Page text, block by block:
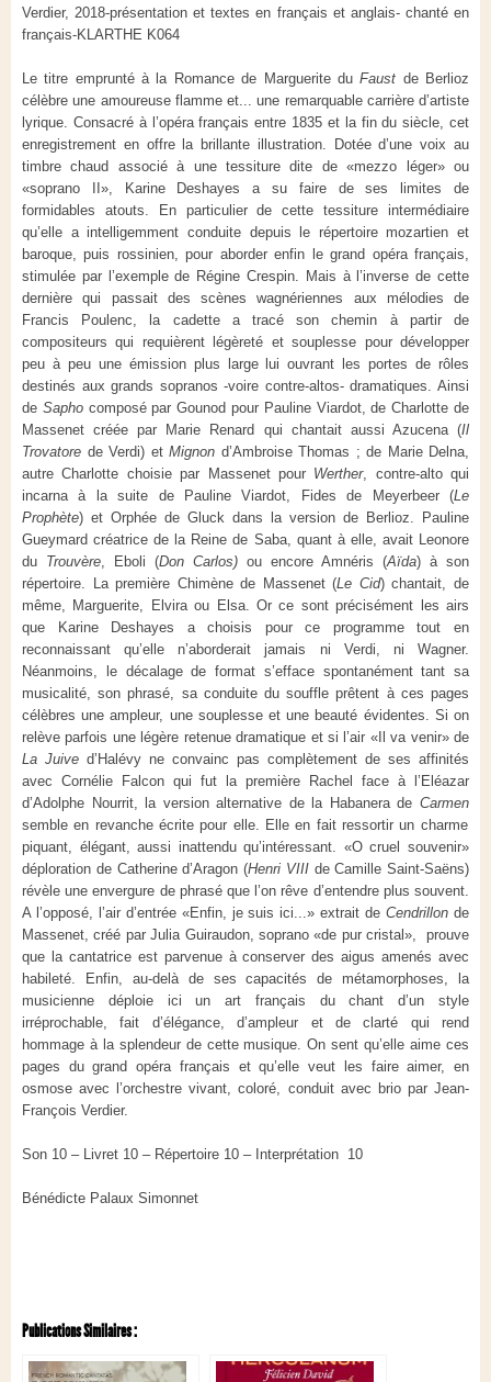
Verdier, 2018-présentation et textes en français et anglais- chanté en
français-KLARTHE K064
Le titre emprunté à la Romance de Marguerite duFaust de Berlioz
célèbre une amoureuse flamme et... une remarquable carrière d’artiste
lyrique. Consacré à l’opéra français entre 1835 et la fin du siècle, cet
enregistrement en offre la brillante illustration. Dotée d’une voix au
timbre chaud associé à une tessiture dite de «mezzo léger» ou
«soprano II», Karine Deshayes a su faire de ses limites de
formidables atouts. En particulier de cette tessiture intermédiaire
qu’elle a intelligemment conduite depuis le répertoire mozartien et
baroque, puis rossinien, pour aborder enfin le grand opéra français,
stimulée par l’exemple de Régine Crespin. Mais à l’inverse de cette
dernière qui passait des scènes wagnériennes aux mélodies de
Francis Poulenc, la cadette a tracé son chemin à partir de
compositeurs qui requièrent légèreté et souplesse pour développer
peu à peu une émission plus large lui ouvrant les portes de rôles
destinés aux grands sopranos -voire contre-altos- dramatiques. Ainsi
de Saphocomposé par Gounod pour Pauline Viardot, de Charlotte de
Massenet créée par Marie Renard qui chantait aussi Azucena (Il
Trovatore de Verdi) et Mignon d’Ambroise Thomas ; de Marie Delna,
autre Charlotte choisie par Massenet pour Werther, contre-alto qui
incarna à la suite de Pauline Viardot, Fides de Meyerbeer (Le
Prophète) et Orphée de Gluck dans la version de Berlioz. Pauline
Gueymard créatrice de la Reine de Saba, quant à elle, avait Leonore
du Trouvère , Eboli (Don Carlos) ou encore Amnéris (Aïda) à son
répertoire. La première Chimène de Massenet (Le Cid) chantait, de
même, Marguerite, Elvira ou Elsa. Or ce sont précisément les airs
que Karine Deshayes a choisis pour ce programme tout en
reconnaissant qu’elle n’aborderait jamais ni Verdi, ni Wagner.
Néanmoins, le décalage de format s’efface spontanément tant sa
musicalité, son phrasé, sa conduite du souffle prêtent à ces pages
célèbres une ampleur, une souplesse et une beauté évidentes. Si on
relève parfois une légère retenue dramatique et si l’air «Il va venir» de
La Juive d’Halévy ne convainc pas complètement de ses affinités
avec Cornélie Falcon qui fut la première Rachel face à l’Eléazar
d’Adolphe Nourrit, la version alternative de la Habanera de Carmen
semble en revanche écrite pour elle. Elle en fait ressortir un charme
piquant, élégant, aussi inattendu qu’intéressant. «O cruel souvenir»
déploration de Catherine d’Aragon (Henri VIII de Camille Saint-Saëns)
révèle une envergure de phrasé que l’on rêve d’entendre plus souvent.
A l’opposé, l’air d’entrée «Enfin, je suis ici...» extrait deCendrillonde
Massenet, créé par Julia Guiraudon, soprano «de pur cristal», prouve
que la cantatrice est parvenue à conserver des aigus amenés avec
habileté. Enfin, au-delà de ses capacités de métamorphoses, la
musicienne déploie ici un art français du chant d’un style
irréprochable, fait d’élégance, d’ampleur et de clarté qui rend
hommage à la splendeur de cette musique. On sent qu’elle aime ces
pages du grand opéra français et qu’elle veut les faire aimer, en
osmose avec l’orchestre vivant, coloré, conduit avec brio par Jean-
François Verdier.
Son 10 – Livret 10 – Répertoire 10 – Interprétation 10
Bénédicte Palaux Simonnet
Publications Similaires :